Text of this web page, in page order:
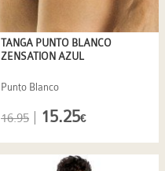
TANGA PUNTO BLANCO
ZENSATION AZUL
Punto Blanco
16.95 15.25€